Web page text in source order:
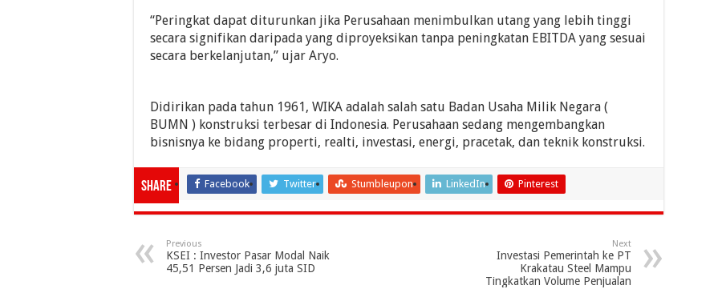
“Peringkat dapat diturunkan jika Perusahaan menimbulkan utang yang lebih tinggi
secara signifikan daripada yang diproyeksikan tanpa peningkatan EBITDA yang sesuai
secara berkelanjutan,” ujar Aryo.
Didirikan pada tahun 1961, WIKA adalah salah satu Badan Usaha Milik Negara (
BUMN ) konstruksi terbesar di Indonesia. Perusahaan sedang mengembangkan
bisnisnya ke bidang properti, realti, investasi, energi, pracetak, dan teknik konstruksi.
Share Facebook Twitter Stumbleupon LinkedIn Pinterest
Previous
KSEI : Investor Pasar Modal Naik
45,51 Persen Jadi 3,6 juta SID
Next
Investasi Pemerintah ke PT
Krakatau Steel Mampu
Tingkatkan Volume Penjualan